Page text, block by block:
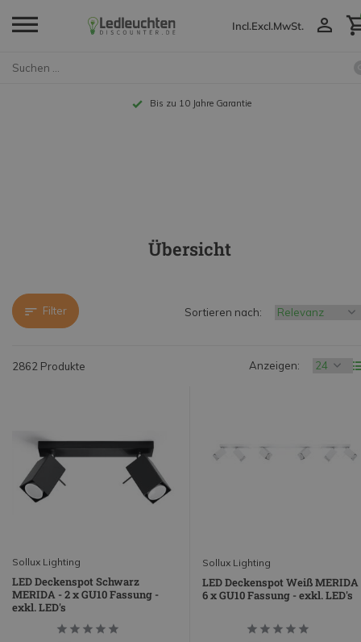
Incl.Excl.MwSt.
Bis zu 10 Jahre Garantie
Übersicht
Filter
2862 Produkte Anzeigen:
Sortieren nach:
Sollux Lighting
LED Deckenspot Schwarz
MERIDA - 2 x GU10 Fassung -
exkl. LED's
Sollux Lighting
LED Deckenspot Weiß MERIDA
6 x GU10 Fassung - exkl. LED's